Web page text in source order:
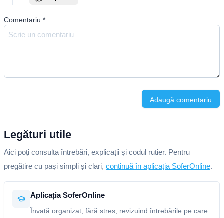
Comentariu *
Adaugă comentariu
Legături utile
Aici poți consulta întrebări, explicații și codul rutier. Pentru
pregătire cu pași simpli și clari, continuă în aplicația SoferOnline.
Aplicația SoferOnline
Învață organizat, fără stres, revizuind întrebările pe care